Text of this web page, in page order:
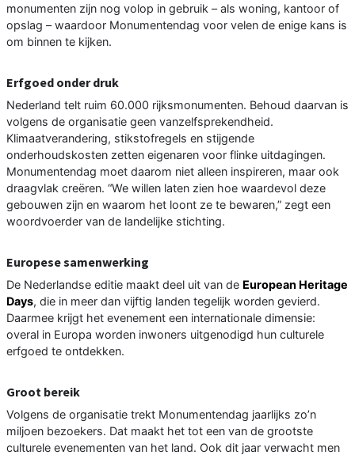
monumenten zijn nog volop in gebruik – als woning, kantoor of
opslag – waardoor Monumentendag voor velen de enige kans is
om binnen te kijken.
Erfgoed onder druk
Nederland telt ruim 60.000 rijksmonumenten. Behoud daarvan is
volgens de organisatie geen vanzelfsprekendheid.
Klimaatverandering, stikstofregels en stijgende
onderhoudskosten zetten eigenaren voor flinke uitdagingen.
Monumentendag moet daarom niet alleen inspireren, maar ook
draagvlak creëren. “We willen laten zien hoe waardevol deze
gebouwen zijn en waarom het loont ze te bewaren,” zegt een
woordvoerder van de landelijke stichting.
Europese samenwerking
De Nederlandse editie maakt deel uit van de European Heritage
Days, die in meer dan vijftig landen tegelijk worden gevierd.
Daarmee krijgt het evenement een internationale dimensie:
overal in Europa worden inwoners uitgenodigd hun culturele
erfgoed te ontdekken.
Groot bereik
Volgens de organisatie trekt Monumentendag jaarlijks zo’n
miljoen bezoekers. Dat maakt het tot een van de grootste
culturele evenementen van het land. Ook dit jaar verwacht men